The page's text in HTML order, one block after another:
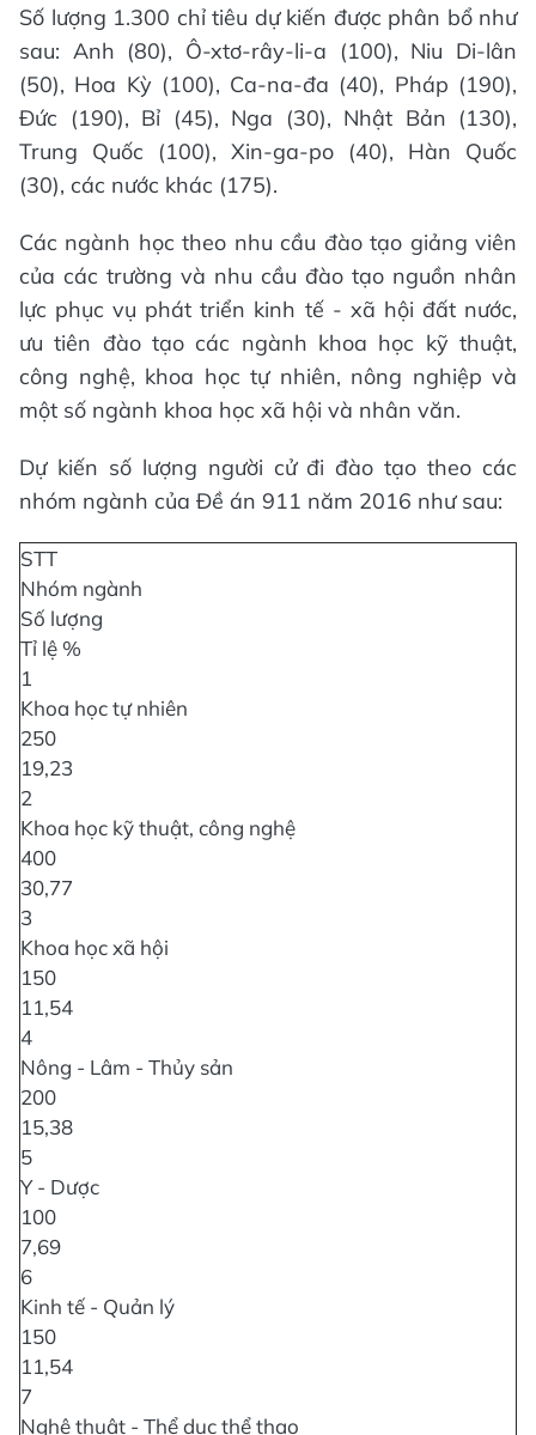
Số lượng 1.300 chỉ tiêu dự kiến được phân bổ như
sau: Anh (80), Ô-xtơ-rây-li-a (100), Niu Di-lân
(50), Hoa Kỳ (100), Ca-na-đa (40), Pháp (190),
Đức (190), Bỉ (45), Nga (30), Nhật Bản (130),
Trung Quốc (100), Xin-ga-po (40), Hàn Quốc
(30), các nước khác (175).
Các ngành học theo nhu cầu đào tạo giảng viên
của các trường và nhu cầu đào tạo nguồn nhân
lực phục vụ phát triển kinh tế - xã hội đất nước,
ưu tiên đào tạo các ngành khoa học kỹ thuật,
công nghệ, khoa học tự nhiên, nông nghiệp và
một số ngành khoa học xã hội và nhân văn.
Dự kiến số lượng người cử đi đào tạo theo các
nhóm ngành của Đề án 911 năm 2016 như sau:
STT
Nhóm ngành
Số lượng
Tỉ lệ %
1
Khoa học tự nhiên
250
19,23
2
Khoa học kỹ thuật, công nghệ
400
30,77
3
Khoa học xã hội
150
11,54
4
Nông - Lâm - Thủy sản
200
15,38
5
Y - Dược
100
7,69
6
Kinh tế - Quản lý
150
11,54
7
Nghệ thuật - Thể dục thể thao